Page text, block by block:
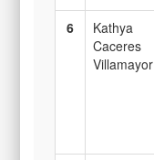
6
Kathya
Caceres
Villamayor